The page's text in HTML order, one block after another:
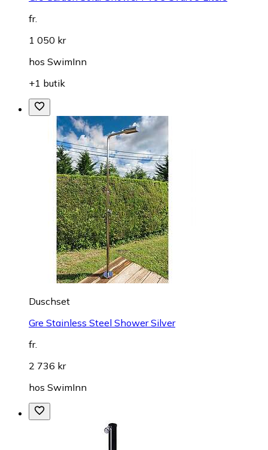
fr.
1 050 kr
hos SwimInn
+1 butik
Duschset
Gre Stainless Steel Shower Silver
fr.
2 736 kr
hos SwimInn